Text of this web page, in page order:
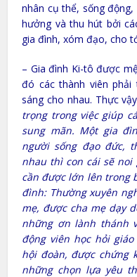
nhân cụ thể, sống
hưởng và thu hút bởi
gia đình, xóm đạo, cho
– Gia đình Ki-tô được
đó các thành viên
sáng cho nhau. Thực
trọng trong việc giúp
sung mãn. Một gia
người sống đạo đức,
nhau thì con cái sẽ noi
cần được lớn lên trong
đình: Thường xuyên
mẹ, được cha mẹ dạy
những ơn lành thánh
động viên học hỏi
hội đoàn, được chứng
những chọn lựa yêu